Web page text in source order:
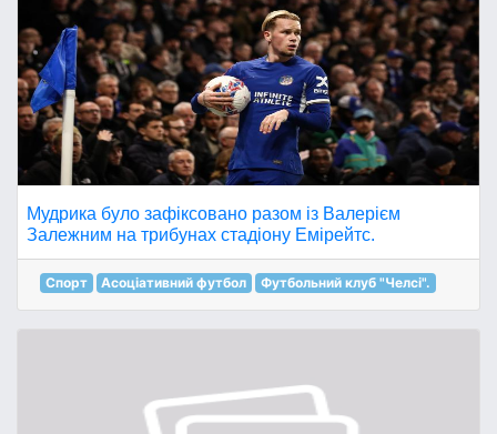
Мудрика було зафіксовано разом із Валерієм
Залежним на трибунах стадіону Емірейтс.
Спорт Асоціативний футбол Футбольний клуб "Челсі".